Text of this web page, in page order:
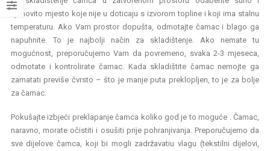
sjenovito mjesto koje nije u doticaju s izvorom topline i koji ima stalnu
temperaturu. Ako Vam prostor dopušta, odmotajte čamac i blago ga
napuhnite. To je najbolji način za skladištenje. Ako nemate tu
mogućnost, preporučujemo Vam da povremeno, svaka 2-3 mjeseca,
odmotate i kontrolirate čamac. Kada skladištite čamac nemojte ga
zamatati previše čvrsto – što je manje puta preklopljen, to je za bolje
za čamac.
Pokušajte izbjeći preklapanje čamca koliko god je to moguće . Čamac,
naravno, morate očistiti i osušiti prije pohranjivanja. Preporučujemo da
sve dijelove čamca, koji bi mogli zadržavatiu vlagu (tekstilni dijelovi,